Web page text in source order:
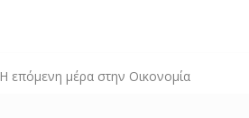
Η επόμενη μέρα στην Οικονομία